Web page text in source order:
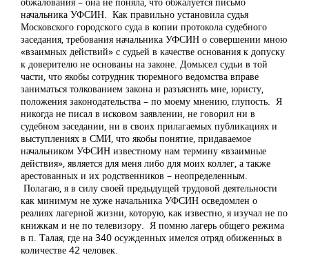
начальника УФСИН. Как правильно установила судья
Московского городского суда в копии протокола судебного
заседания, требования начальника УФСИН о совершении мною
«взаимных действий» с судьей в качестве основания к допуску
к доверителю не основаны на законе. Домысел судьи в той
части, что якобы сотрудник тюремного ведомства вправе
заниматься толкованием закона и разъяснять мне, юристу,
положения законодательства – по моему мнению, глупость. Я
никогда не писал в исковом заявлении, не говорил ни в
судебном заседании, ни в своих прилагаемых публикациях и
выступлениях в СМИ, что якобы понятие, придаваемое
начальником УФСИН известному нам термину «взаимные
действия», является для меня либо для моих коллег, а также
арестованных и их родственников – неопределенным.
Полагаю, я в силу своей предыдущей трудовой деятельности
как минимум не хуже начальника УФСИН осведомлен о
реалиях лагерной жизни, которую, как известно, я изучал не по
книжкам и не по телевизору. Я помню лагерь общего режима
в п. Талая, где на 340 осужденных имелся отряд обиженных в
количестве 42 человек.